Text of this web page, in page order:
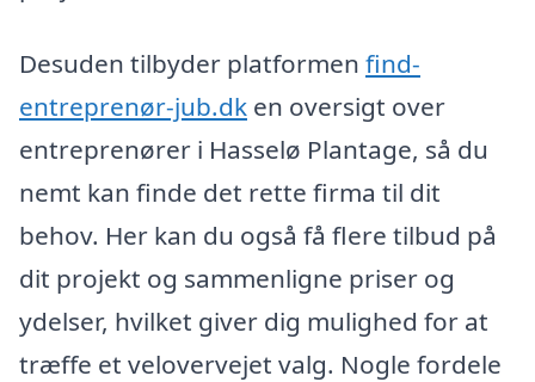
Desuden tilbyder platformen find-
entreprenør-jub.dk en oversigt over
entreprenører i Hasselø Plantage, så du
nemt kan finde det rette firma til dit
behov. Her kan du også få flere tilbud på
dit projekt og sammenligne priser og
ydelser, hvilket giver dig mulighed for at
træffe et velovervejet valg. Nogle fordele